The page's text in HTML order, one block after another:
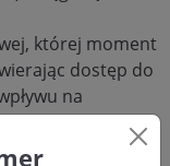
której moment
dostęp do
na
budowa otworów